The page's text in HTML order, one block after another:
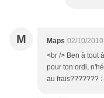
M Maps 02/10/
<br /> Ben à tout
pour ton ordi,
au frais???????